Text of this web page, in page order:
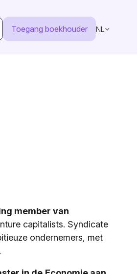
Toegang boekhouder NL
member van
capitalists. Syndicate
ondernemers, met